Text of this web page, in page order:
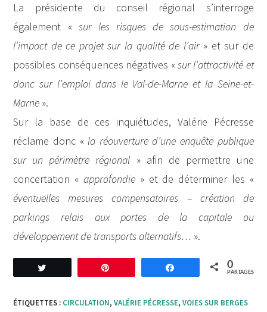
La présidente du conseil régional s’interroge
également « sur les risques de sous-estimation de
l’impact de ce projet sur la qualité de l’air» et sur de
possibles conséquences négatives «sur l’attractivité et
donc sur l’emploi dans le Val-de-Marne et la Seine-et-
Marne ».
Sur la base de ces inquiétudes, Valérie Pécresse
réclame donc « la réouverture d’une enquête publique
sur un périmètre régional » afin de permettre une
concertation « approfondie» et de déterminer les «
éventuelles mesures compensatoires – création de
parkings relais aux portes de la capitale ou
développement de transports alternatifs… ».
Partagez 0
PARTAGES
ÉTIQUETTES : CIRCULATION, VALÉRIE PÉCRESSE, VOIES SUR BERGES